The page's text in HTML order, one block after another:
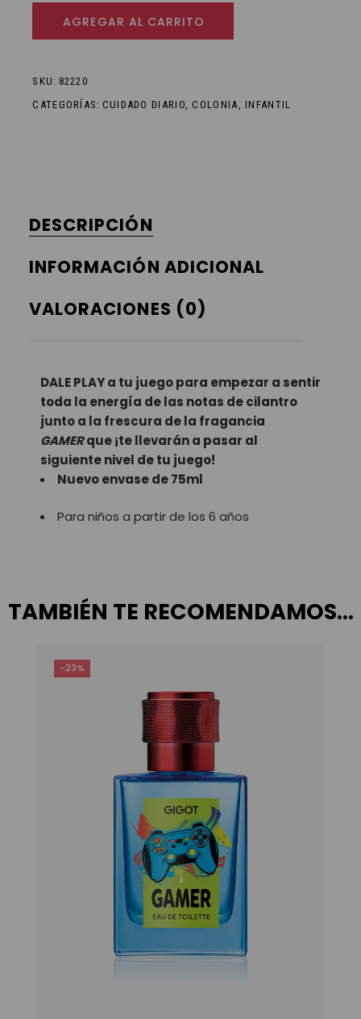
AGREGAR AL CARRITO
SKU: 82220
CATEGORÍAS: CUIDADO DIARIO ,COLONIA ,INFANTIL
DESCRIPCIÓN
INFORMACIÓN ADICIONAL
VALORACIONES (0)
DALE PLAY a tu juego para empezar a sentir
toda la energía de las notas de cilantro
junto a la frescura de la fragancia
GAMERque ¡te llevarán a pasar al
siguiente nivel de tu juego!
Nuevo envase de 75ml
Para niños a partir de los 6 años
TAMBIÉN TE RECOMENDAMOS…
-23%